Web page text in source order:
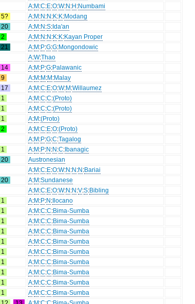
A:M:C:E:O:W:N:H:Numbami
5? A:M:N:N:K:K:Modang
20 A:M:N:S:Ida'an
2 A:M:N:N:K:K:Kayan Proper
21 A:M:P:G:G:Mongondowic
A:W:Thao
14 A:M:P:G:Palawanic
9 A:M:M:M:Malay
17 A:M:C:E:O:W:M:Willaumez
1 A:M:C:C:(Proto)
1 A:M:C:C:(Proto)
1 A:M:(Proto)
2 A:M:C:E:O:(Proto)
A:M:P:G:C:Tagalog
1 A:M:P:N:N:C:Ibanagic
20
Austronesian
A:M:C:E:O:W:N:N:N:Bariai
20 A:M:Sundanese
A:M:C:E:O:W:N:N:V:S:Bibling
1 A:M:P:N:Ilocano
1 A:M:C:C:Bima-Sumba
1 A:M:C:C:Bima-Sumba
1 A:M:C:C:Bima-Sumba
1 A:M:C:C:Bima-Sumba
1 A:M:C:C:Bima-Sumba
1 A:M:C:C:Bima-Sumba
1 A:M:C:C:Bima-Sumba
1 A:M:C:C:Bima-Sumba
1 A:M:C:C:Bima-Sumba